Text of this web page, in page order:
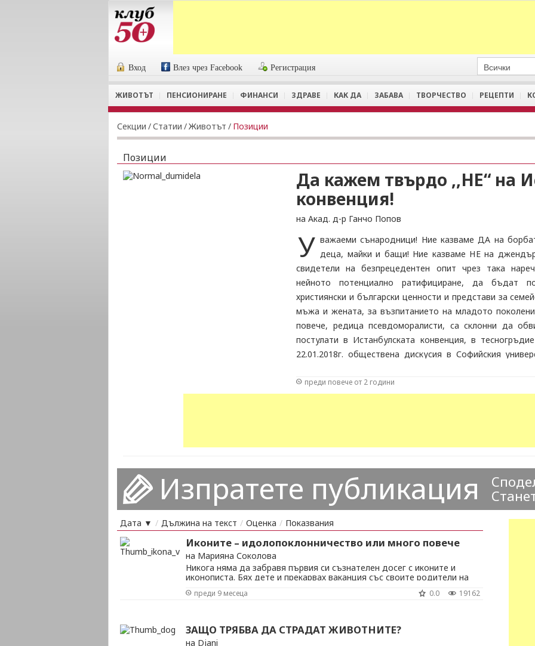
Вход Влез чрез Facebook Регистрация
ЖИВОТЪТ ПЕНСИОНИРАНЕ ФИНАНСИ ЗДРАВЕ КАК ДА ЗАБАВА ТВОРЧЕСТВО РЕЦЕПТИ
Секции /Статии /Животът / Позиции
Позиции
Да кажем твърдо ,,НЕ“ на
конвенция!
на Акад. д-р Ганчо Попов
У важаеми сънародници! Ние казваме ДА на
деца, майки и бащи! Ние казваме НЕ на
свидетели на безпрецедентен опит чрез така
нейното потенциално ратифициране, да бъдат
християнски и български ценности и представи за
мъжа и жената, за възпитанието на младото
повече, редица псевдоморалисти, са склонни да
постулати в Истанбулската конвенция, в
22.01.2018г. обществена дискусия в Софийския
показа чувствителността на българската
Българското духовенство, на Българската
отстояването на християнските ценности и
преди повече от 2 години
Изпратете публикация
Дата ▼ / Дължина на текст / Оценка / Показвания
Иконите – идолопоклонничество или много повече
на Марияна Соколова
Никога няма да забравя първия си съзнателен досег с иконите и
иконописта. Бях дете и прекарвах ваканция със своите родители на
вилата ни на село. Един ден съседката – баба Стоянка, предложи да
отида с нея до параклиса, който тя посещаваше всеки ден. За да ме
преди 9 месеца 19162
0.0
ЗАЩО ТРЯБВА ДА СТРАДАТ ЖИВОТНИТЕ?
на Djani